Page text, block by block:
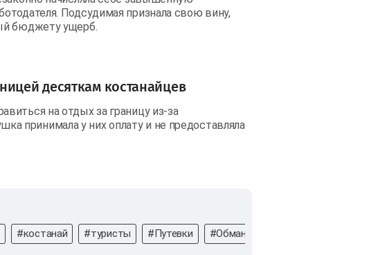
Подсудимая признала свою вину,
бюджету ущерб.
десяткам костанайцев
на отдых за границу из-за
принимала у них оплату и не предоставляла
#костанай #туристы #Путевки #Обман